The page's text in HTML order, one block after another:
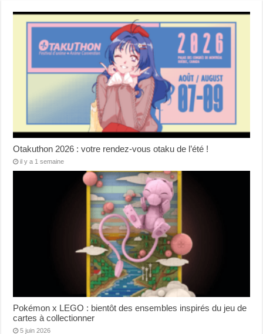
Otakuthon 2026 : votre rendez-vous otaku de l’été !
il y a 1 semaine
Pokémon x LEGO : bientôt des ensembles inspirés du jeu de
cartes à collectionner
5 juin 2026